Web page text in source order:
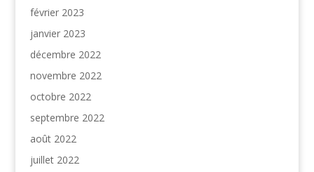
février 2023
janvier 2023
décembre 2022
novembre 2022
octobre 2022
septembre 2022
août 2022
juillet 2022